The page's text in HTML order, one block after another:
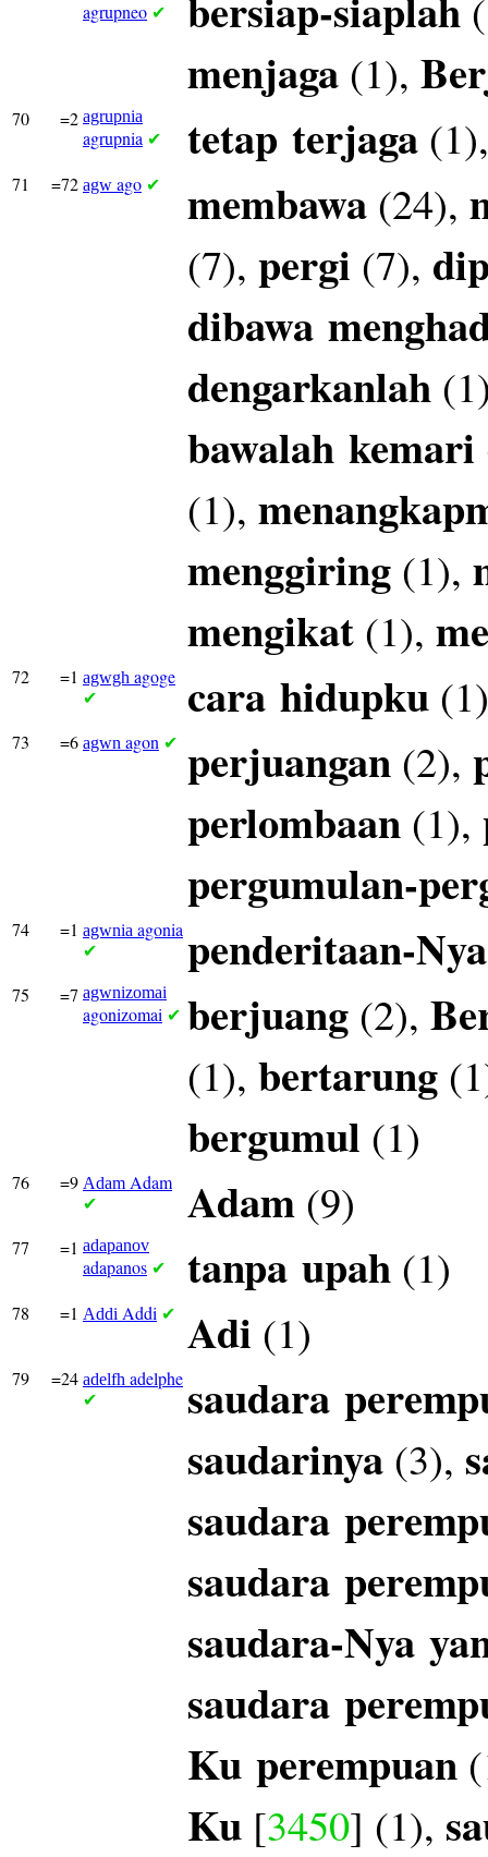
agrupneo ✔
menjaga (1),
70 =2 agrupnia
agrupnia ✔ tetap terjaga
71 =72 agw ago ✔ membawa (24),
(7), pergi (7),
dibawa
dengarkanlah
bawalah kemari
(1),
menggiring (1),
mengikat (1),
72 =1 agwgh agoge
✔ cara hidupku (1)
73 =6 agwn agon ✔ perjuangan (2),
perlombaan (1),
pergumulan-
74 =1 agwnia agonia
✔ penderitaan-Nya
75 =7 agwnizomai
agonizomai ✔ berjuang (2),
(1), bertarung
bergumul (1)
76 =9 Adam Adam
✔ Adam (9)
77 =1 adapanov
adapanos ✔ tanpa upah (1)
78 =1 Addi Addi ✔ Adi (1)
79 =24 adelfh adelphe
✔ saudara
saudarinya (3),
saudara
saudara
saudara-Nya
saudara
Ku perempuan
Ku [3450] (1),